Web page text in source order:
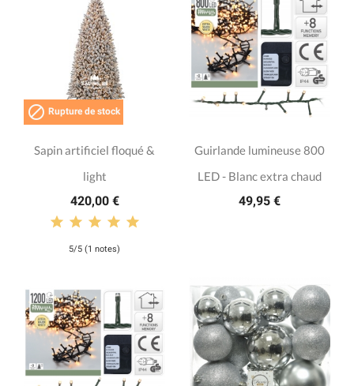
 Rupture de stock
Sapin artificiel floqué &
light
420,00 €
5/5 (1 notes)
Guirlande lumineuse 800
LED - Blanc extra chaud
49,95 €